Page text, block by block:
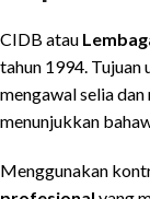
CIDB atau
tahun 1994.
mengawal selia
menunjukkan
Menggunakan